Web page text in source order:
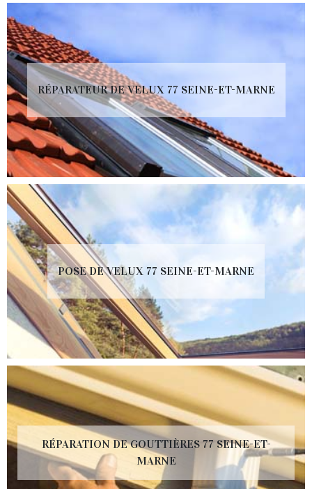
RÉPARATEUR DE VELUX 77 SEINE-ET-MARNE
POSE DE VELUX 77 SEINE-ET-MARNE
RÉPARATION DE GOUTTIÈRES 77 SEINE-ET-
MARNE